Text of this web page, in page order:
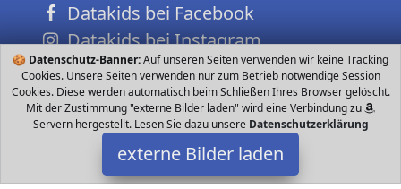
🍪 Datenschutz-Banner:Auf unseren Seiten verwenden wir keine Tracking
Cookies. Unsere Seiten verwenden nur zum Betrieb notwendige Session
Cookies. Diese werden automatisch beim Schließen Ihres Browser gelöscht.
Mit der Zustimmung "externe Bilder laden" wird eine Verbindung zu
Servern hergestellt. Lesen Sie dazu unsere Datenschutzerklärung
externe Bilder laden
Datakids bei Facebook
Datakids bei Instagram
Datakids bei Github